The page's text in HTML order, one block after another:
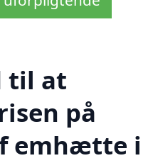
til at
på
emhætte i